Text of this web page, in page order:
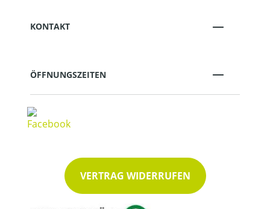
KONTAKT
ÖFFNUNGSZEITEN
VERTRAG WIDERRUFEN